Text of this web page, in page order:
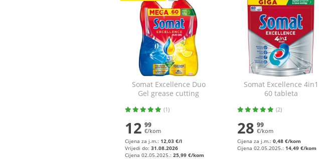
Somat Excellence Duo
Gel grease cutting
(1)
12 99
€/kom
Cijena za j.m.: 12,03 €/l
Vrijedi do: 31.08.2026
Cijena 02.05.2025.: 25,99 €/kom
Somat Excellence 4in1
60 tableta
(2)
28 99
€/kom
Cijena za j.m.: 0,48 €/kom
Cijena 02.05.2025.: 14,49 €/kom